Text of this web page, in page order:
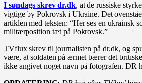
I søndags skrev dr.dk, at de russiske
vigtige by Pokrovsk i Ukraine. Det
artiklen med teksten: “Her ses en ukrainsk
militærposition tæt på Pokrovsk.”
TVflux skrev til journalisten på dr.dk, og
være, at soldaten på ærmet bærer det
ikke angivet noget navn på fotografen. DR